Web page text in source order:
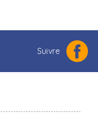
Suivre